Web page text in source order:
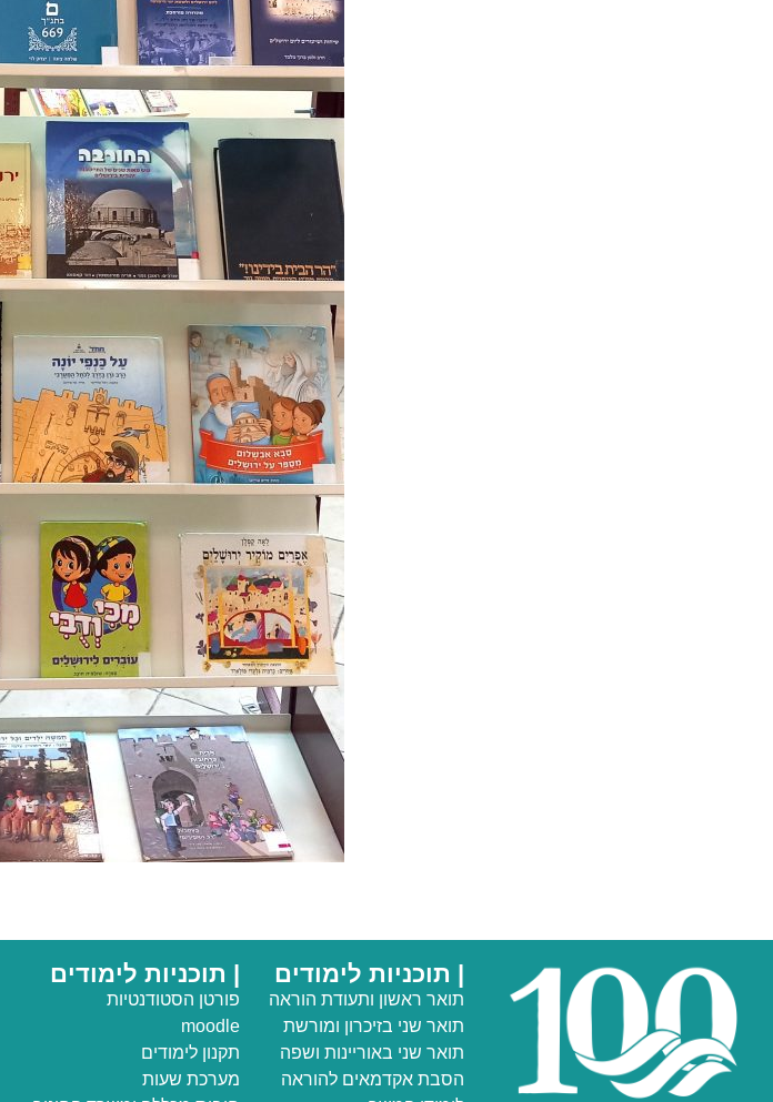
| תוכניות לימודים
תואר ראשון ותעודת הוראה
תואר שני בזיכרון ומורשת
תואר שני באוריינות ושפה
הסבת אקדמאים להוראה
| תוכניות לימודים
פורטן הסטודנטיות
moodle
תקנון לימודים
מערכת שעות